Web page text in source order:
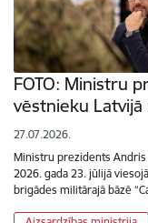
FOTO: Ministru
vēstnieku Latvijā
27.07.2026.
Ministru prezidents
2026. gada 23. jūlijā
brigādes militārajā bāzē